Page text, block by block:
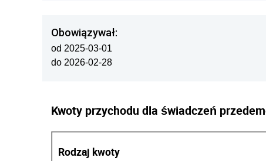
Obowiązywał:
od 2025-03-01
do 2026-02-28
Kwoty przychodu dla świadczeń
Rodzaj kwoty